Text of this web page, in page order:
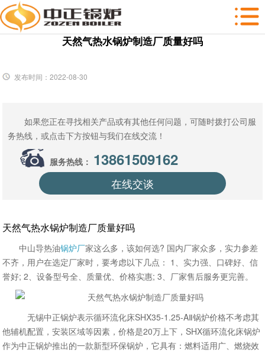
天然气热水锅炉制造厂质量好吗
发布时间：2022-08-30
如果您正在寻找相关产品或有其他任何问题，可随时拨打公司服
务热线，或点击下方按钮与我们在线交流！
服务热线： 13861509162
在线交谈
天然气热水锅炉制造厂质量好吗
中山导热油锅炉厂家这么多，该如何选? 国内厂家众多，实力参差
不齐，用户在选定厂家时，要考虑以下几点： 1、实力强、口碑好、信
誉好; 2、设备型号全、质量优、价格实惠; 3、厂家售后服务更完善。
无锡中正锅炉表示循环流化床SHX35-1.25-AⅡ锅炉价格不考虑其
他辅机配置，安装区域等因素，价格是20万上下，SHX循环流化床锅炉
作为中正锅炉推出的一款新型环保锅炉，它具有：燃料适用广、燃烧效